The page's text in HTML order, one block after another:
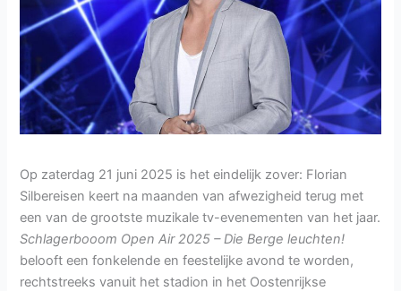
Op zaterdag 21 juni 2025 is het eindelijk zover: Florian
Silbereisen keert na maanden van afwezigheid terug met
een van de grootste muzikale tv-evenementen van het jaar.
Schlagerbooom Open Air 2025 – Die Berge leuchten!
belooft een fonkelende en feestelijke avond te worden,
rechtstreeks vanuit het stadion in het Oostenrijkse